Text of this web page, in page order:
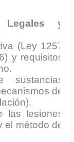
Legales y
(Ley 1257
y requisitos
de
las lesiones
método de